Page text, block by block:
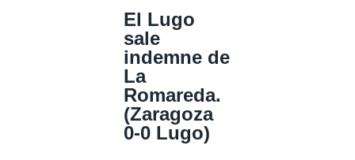
El Lugo
sale
indemne de
La
Romareda.
(Zaragoza
0-0 Lugo)